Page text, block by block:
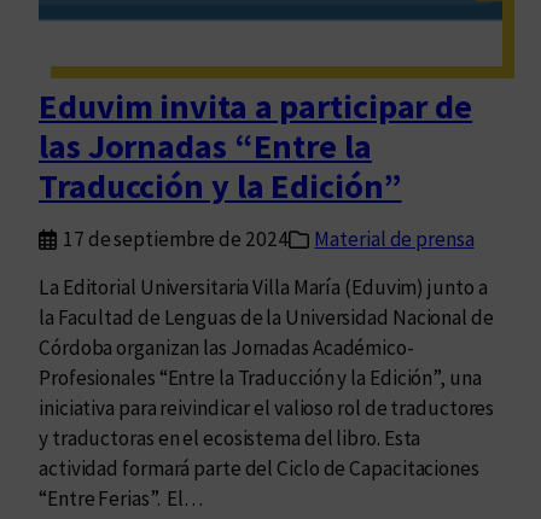
u
a
r
r
c
o
n
v
o
c
t
o
r
i
a
p
a
r
Eduvim invita a participar de
las Jornadas “Entre la
Traducción y la Edición”
17 de septiembre de 2024
Material de prensa
La Editorial Universitaria Villa María (Eduvim) junto a
la Facultad de Lenguas de la Universidad Nacional de
Córdoba organizan las Jornadas Académico-
Profesionales “Entre la Traducción y la Edición”, una
iniciativa para reivindicar el valioso rol de traductores
y traductoras en el ecosistema del libro. Esta
actividad formará parte del Ciclo de Capacitaciones
“Entre Ferias”. El…